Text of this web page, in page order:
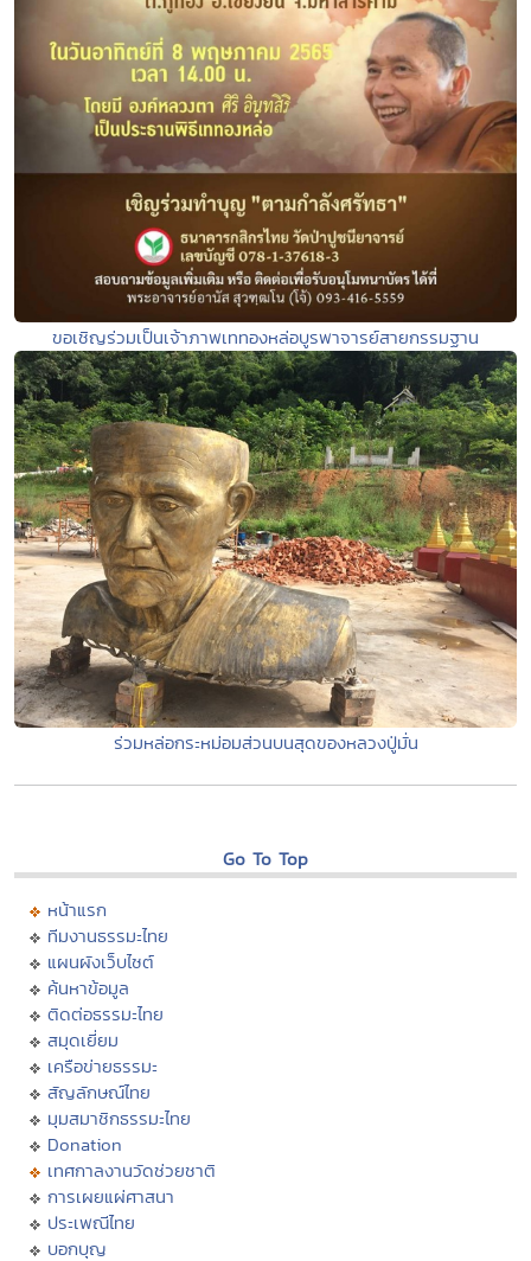
ขอเชิญร่วมเป็นเจ้าภาพเททองหล่อบูรพาจารย์สายกรรมฐาน
ร่วมหล่อกระหม่อมส่วนบนสุดของหลวงปู่มั่น
Go To Top
หน้าแรก
ทีมงานธรรมะไทย
แผนผังเว็บไซต์
ค้นหาข้อมูล
ติดต่อธรรมะไทย
สมุดเยี่ยม
เครือข่ายธรรมะ
สัญลักษณ์ไทย
มุมสมาชิกธรรมะไทย
Donation
เทศกาลงานวัดช่วยชาติ
การเผยแผ่ศาสนา
ประเพณีไทย
บอกบุญ